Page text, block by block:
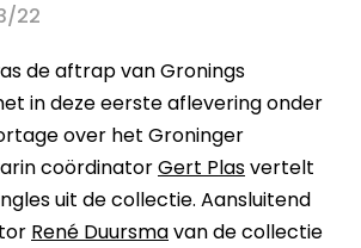
22
de aftrap van Gronings
in deze eerste aflevering onder
over het Groninger
coördinatorGert Plasvertelt
uit de collectie. Aansluitend
René Duursmavan de collectie